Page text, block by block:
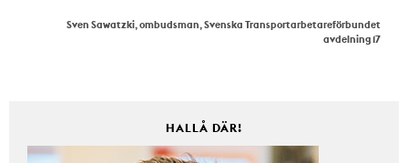
Sven Sawatzki, ombudsman, Svenska Transportarbetareförbundet
avdelning 17
HALLÅ DÄR!